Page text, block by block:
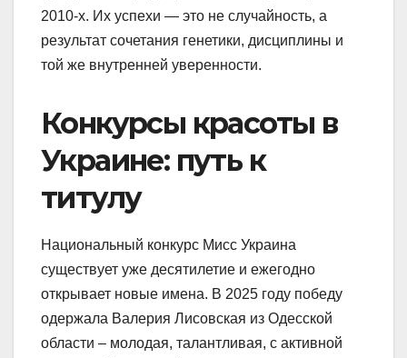
2010-х. Их успехи — это не случайность, а
результат сочетания генетики, дисциплины и
той же внутренней уверенности.
Конкурсы красоты в
Украине: путь к
титулу
Национальный конкурс Мисс Украина
существует уже десятилетие и ежегодно
открывает новые имена. В 2025 году победу
одержала Валерия Лисовская из Одесской
области – молодая, талантливая, с активной